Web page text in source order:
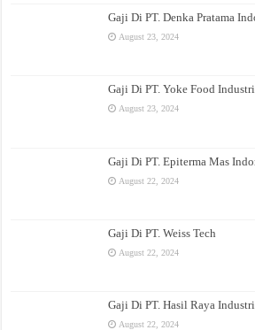
Gaji Di PT. Denka Pratama
August 23, 2024
Gaji Di PT. Yoke Food
August 23, 2024
Gaji Di PT. Epiterma Mas
August 22, 2024
Gaji Di PT. Weiss Tech
August 22, 2024
Gaji Di PT. Hasil Raya
August 22, 2024